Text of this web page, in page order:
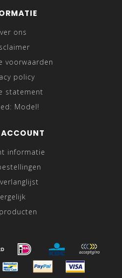
ons
voorwaarden
policy
statement
Model!
informatie